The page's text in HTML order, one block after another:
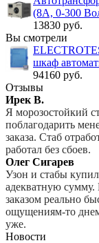
(8А, 0-300
13830 руб.
Вы смотрели
шкаф
94160 руб.
Отзывы
Ирек В.
Я морозостойкий
поблагодарить
заказа. Стаб
работал без сбоев.
Олег Сигарев
Узон и стабы
адекватную
заказом реально
ощущениям-то
уже.
Новости